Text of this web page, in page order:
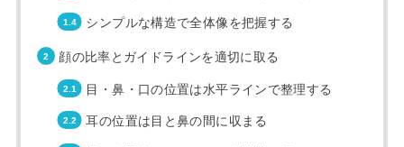
シンプルな構造で全体像を把握する
顔の比率とガイドラインを適切に取る
目・鼻・口の位置は水平ラインで整理する
耳の位置は目と鼻の間に収まる